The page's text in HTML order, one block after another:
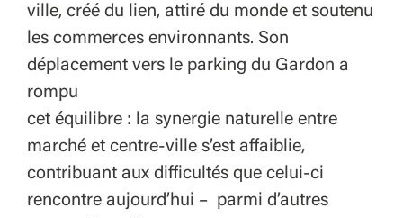
ville, créé du lien, attiré du monde et soutenu
les commerces environnants. Son
déplacement vers le parking du Gardon a
rompu
cet équilibre : la synergie naturelle entre
marché et centre-ville s’est affaiblie,
contribuant aux difficultés que celui-ci
rencontre aujourd’hui – parmi d’autres